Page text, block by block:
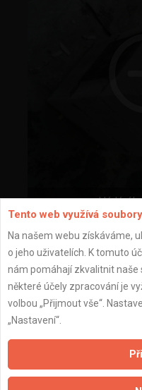
zakládání
Tento web využívá
Na našem webu získáváme,
o jeho uživatelích. K tomuto
nám pomáhají zkvalitnit naše
některé účely zpracování je
volbou „Přijmout vše“.
„Nastavení“.